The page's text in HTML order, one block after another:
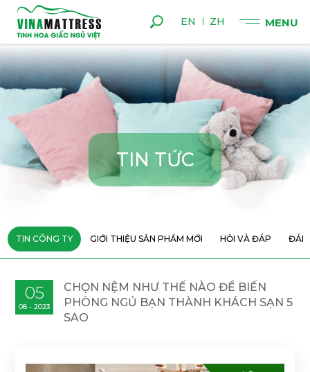
EN ZH
TIN TỨC
TIN CÔNG TY GIỚI THIỆU SẢN PHẨM MỚI HỎI VÀ ĐÁP
CHỌN NỆM NHƯ THẾ NÀO ĐỂ BIẾN
PHÒNG NGỦ BẠN THÀNH KHÁCH SẠN 5
SAO
05
08 - 2023